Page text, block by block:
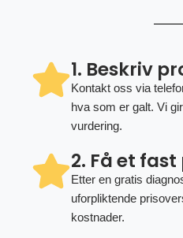
1. Beskriv
Kontakt oss via
hva som er galt. Vi
vurdering.
2. Få et
Etter en gratis
uforpliktende
kostnader.